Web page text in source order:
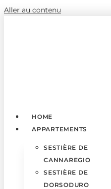
Aller au contenu
HOME
APPARTEMENTS
SESTIÈRE DE
CANNAREGIO
SESTIÈRE DE
DORSODURO